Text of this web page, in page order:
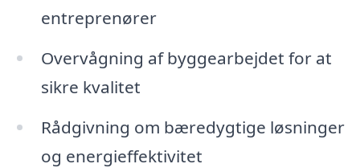
entreprenører
Overvågning af byggearbejdet for at
sikre kvalitet
Rådgivning om bæredygtige løsninger
og energieffektivitet